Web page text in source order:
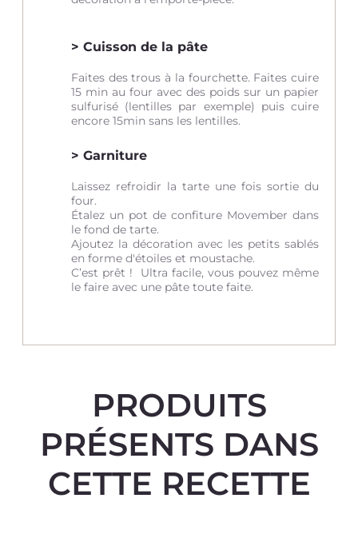
Cuisson de la pâte
Faites des trous à la fourchette. Faites cuire
15 min au four avec des poids sur un papier
sulfurisé (lentilles par exemple) puis cuire
encore 15min sans les lentilles.
Garniture
Laissez refroidir la tarte une fois sortie du
four.
Étalez un pot de confiture Movember dans
le fond de tarte.
Ajoutez la décoration avec les petits sablés
en forme d'étoiles et moustache.
C’est prêt ! Ultra facile, vous pouvez même
le faire avec une pâte toute faite.
PRODUITS
PRÉSENTS DANS
CETTE RECETTE